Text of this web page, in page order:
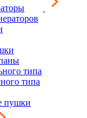
типа
типа
пушки